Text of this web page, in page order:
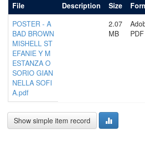
File Description Size
POSTER - A
BAD BROWN
MISHELL ST
EFANIE Y M
ESTANZA O
SORIO GIAN
NELLA SOFI
A.pdf
2.07
MB
PDF
Show simple item record